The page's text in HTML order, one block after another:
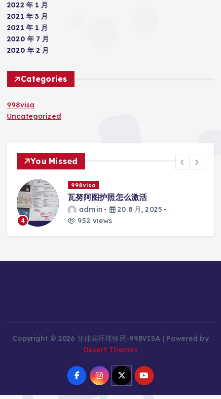
2022 年 1 月
2021 年 3 月
2021 年 1 月
2020 年 7 月
2020 年 2 月
Categories
998visa
Uncategorized
You Missed
4
998visa
瓦努阿图护照怎么激活
admin
20 8 月, 2025
952 views
Copyright © 2026 菲律宾环球移民-998VISA | Powered by
Desert Themes